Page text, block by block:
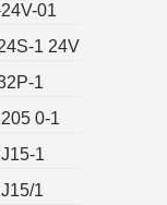
01
1 24V
1
0-1
1
1